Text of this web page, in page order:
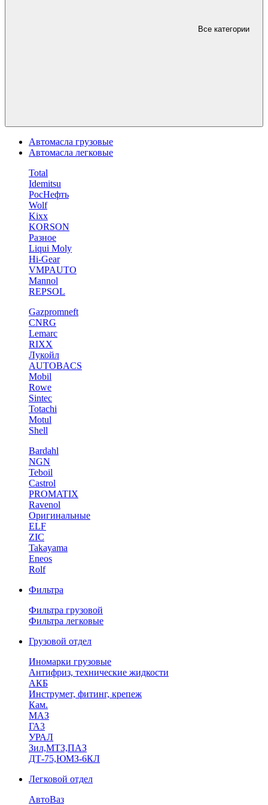
Все категории
Автомасла грузовые
Автомасла легковые
Total
Idemitsu
РосНефть
Wolf
Kixx
KORSON
Разное
Liqui Moly
Hi-Gear
VMPAUTO
Mannol
REPSOL
Gazpromneft
CNRG
Lemarc
RIXX
Лукойл
AUTOBACS
Mobil
Rowe
Sintec
Totachi
Motul
Shell
Bardahl
NGN
Teboil
Castrol
PROMATIX
Ravenol
Оригинальные
ELF
ZIC
Takayama
Eneos
Rolf
Фильтра
Фильтра грузовой
Фильтра легковые
Грузовой отдел
Иномарки грузовые
Антифриз, технические жидкости
АКБ
Инструмет, фитинг, крепеж
Кам.
МАЗ
ГА3
УРАЛ
Зил,МТЗ,ПАЗ
ДТ-75,ЮМЗ-6КЛ
Легковой отдел
АвтоВаз